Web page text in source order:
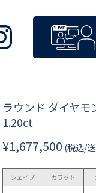
ラウンド ダイヤモ
1.20ct
¥1,677,500 (税込/
シェイプ カラット